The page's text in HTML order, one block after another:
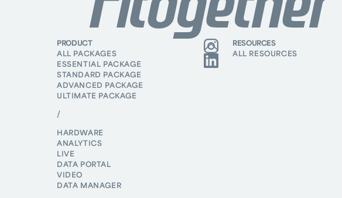
PRODUCT
ALL PACKAGES
ESSENTIAL PACKAGE
STANDARD PACKAGE
ADVANCED PACKAGE
ULTIMATE PACKAGE
/
HARDWARE
ANALYTICS
LIVE
DATA PORTAL
VIDEO
DATA MANAGER
RESOURCES
ALL RESOURCES